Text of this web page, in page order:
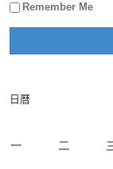
Remember Me
日曆
一
二